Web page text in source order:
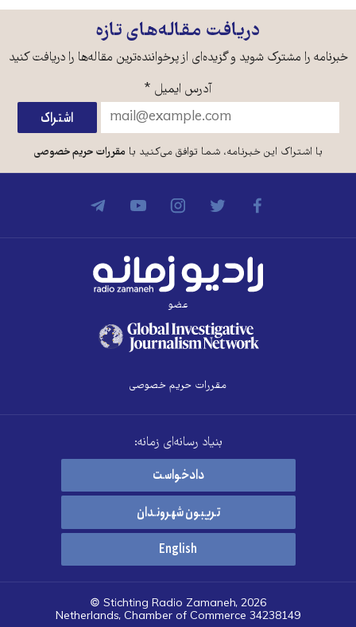
دریافت مقاله‌های تازه
خبرنامه را مشترک شوید و گزیده‌ای از پرخواننده‌ترین مقاله‌ها را دریافت کنید
آدرس ایمیل *
با اشتراک این خبرنامه، شما توافق می‌کنید بامقررات حریم خصوصی
عضو
مقررات حریم خصوصی
بنیاد رسانه‌ای زمانه:
دادخواست
تریبون شهروندان
English
© Stichting Radio Zamaneh, 2026
Netherlands, Chamber of Commerce 34238149